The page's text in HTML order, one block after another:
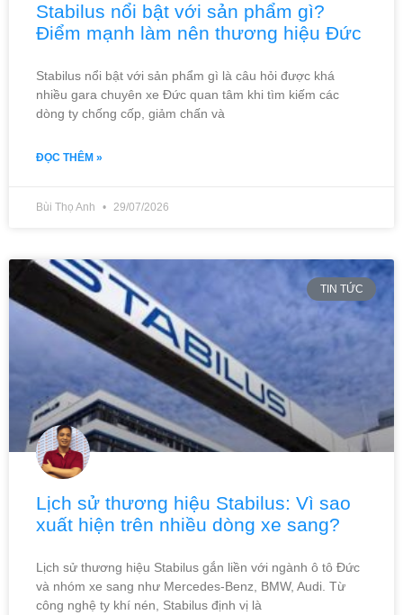
Stabilus nổi bật với sản phẩm gì?
Điểm mạnh làm nên thương hiệu Đức
Stabilus nổi bật với sản phẩm gì là câu hỏi được khá
nhiều gara chuyên xe Đức quan tâm khi tìm kiếm các
dòng ty chống cốp, giảm chấn và
ĐỌC THÊM »
Bùi Thọ Anh 29/07/2026
TIN TỨC
Lịch sử thương hiệu Stabilus: Vì sao
xuất hiện trên nhiều dòng xe sang?
Lịch sử thương hiệu Stabilus gắn liền với ngành ô tô Đức
và nhóm xe sang như Mercedes-Benz, BMW, Audi. Từ
công nghệ ty khí nén, Stabilus định vị là